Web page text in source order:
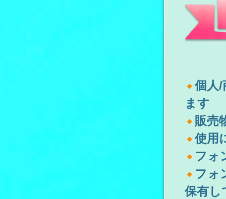
個人/
ます
販売
使用
フォ
フォ
保有し